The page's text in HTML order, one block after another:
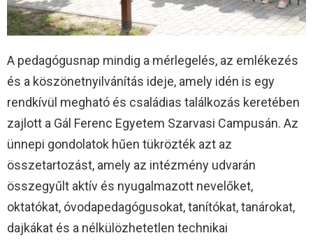
A pedagógusnap mindig a mérlegelés, az emlékezés
és a köszönetnyilvánítás ideje, amely idén is egy
rendkívül megható és családias találkozás keretében
zajlott a Gál Ferenc Egyetem Szarvasi Campusán. Az
ünnepi gondolatok hűen tükrözték azt az
összetartozást, amely az intézmény udvarán
összegyűlt aktív és nyugalmazott nevelőket,
oktatókat, óvodapedagógusokat, tanítókat, tanárokat,
dajkákat és a nélkülözhetetlen technikai